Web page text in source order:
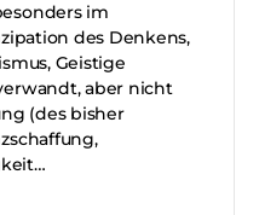
im
des Denkens,
Geistige
aber nicht
(des bisher